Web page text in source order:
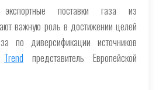
экспортные поставки газа из
важную роль в достижении целей
по диверсификации источников
Trend представитель Европейской